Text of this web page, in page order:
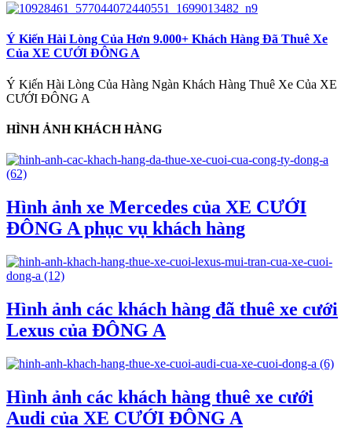
Ý Kiến Hài Lòng Của Hơn 9.000+ Khách Hàng Đã Thuê Xe
Của XE CƯỚI ĐÔNG A
Ý Kiến Hài Lòng Của Hàng Ngàn Khách Hàng Thuê Xe Của XE
CƯỚI ĐÔNG A
HÌNH ẢNH KHÁCH HÀNG
Hình ảnh xe Mercedes của XE CƯỚI
ĐÔNG A phục vụ khách hàng
Hình ảnh các khách hàng đã thuê xe cưới
Lexus của ĐÔNG A
Hình ảnh các khách hàng thuê xe cưới
Audi của XE CƯỚI ĐÔNG A